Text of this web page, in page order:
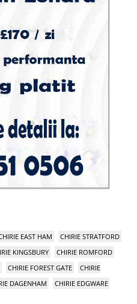
EAST HAM
CHIRIE STRATFORD
KINGSBURY
CHIRIE ROMFORD
CHIRIE FOREST GATE
CHIRIE
DAGENHAM
CHIRIE EDGWARE